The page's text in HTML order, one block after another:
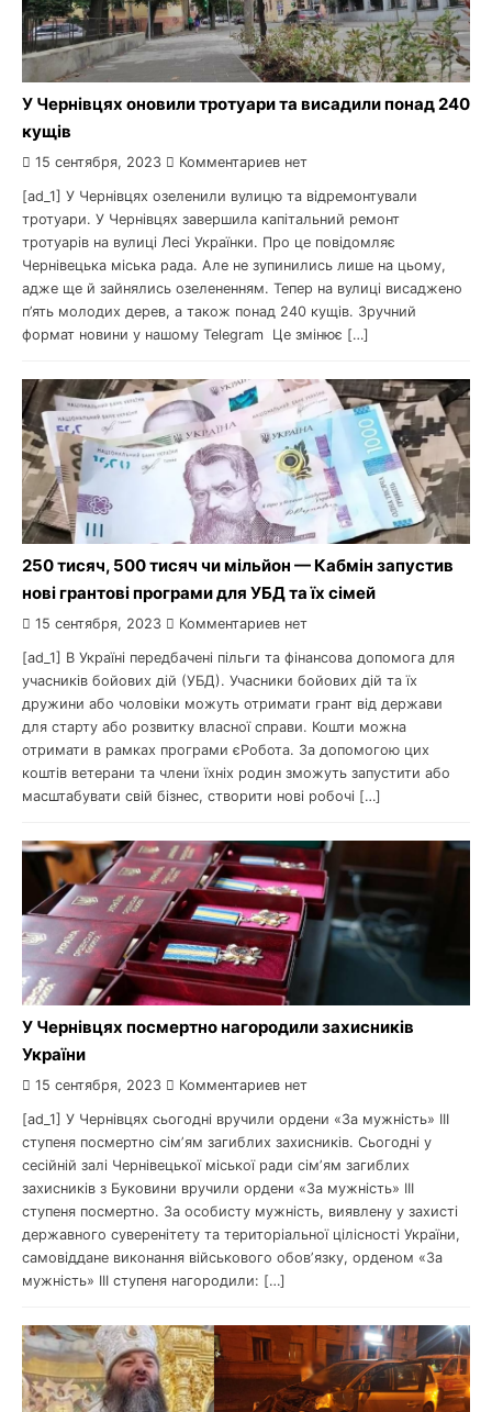
У Чернівцях оновили тротуари та висадили понад 240
кущів
15 сентября, 2023 Комментариев нет
[ad_1] У Чернівцях озеленили вулицю та відремонтували
тротуари. У Чернівцях завершила капітальний ремонт
тротуарів на вулиці Лесі Українки. Про це повідомляє
Чернівецька міська рада. Але не зупинились лише на цьому,
адже ще й зайнялись озелененням. Тепер на вулиці висаджено
п’ять молодих дерев, а також понад 240 кущів. Зручний
формат новини у нашому Telegram Це змінює […]
250 тисяч, 500 тисяч чи мільйон — Кабмін запустив
нові грантові програми для УБД та їх сімей
15 сентября, 2023 Комментариев нет
[ad_1] В Україні передбачені пільги та фінансова допомога для
учасників бойових дій (УБД). Учасники бойових дій та їх
дружини або чоловіки можуть отримати грант від держави
для старту або розвитку власної справи. Кошти можна
отримати в рамках програми єРобота. За допомогою цих
коштів ветерани та члени їхніх родин зможуть запустити або
масштабувати свій бізнес, створити нові робочі […]
У Чернівцях посмертно нагородили захисників
України
15 сентября, 2023 Комментариев нет
[ad_1] У Чернівцях сьогодні вручили ордени «За мужність» III
ступеня посмертно сімʼям загиблих захисників. Сьогодні у
сесійній залі Чернівецької міської ради сімʼям загиблих
захисників з Буковини вручили ордени «За мужність» III
ступеня посмертно. За особисту мужність, виявлену у захисті
державного суверенітету та територіальної цілісності України,
самовіддане виконання військового обовʼязку, орденом «За
мужність» III ступеня нагородили: […]